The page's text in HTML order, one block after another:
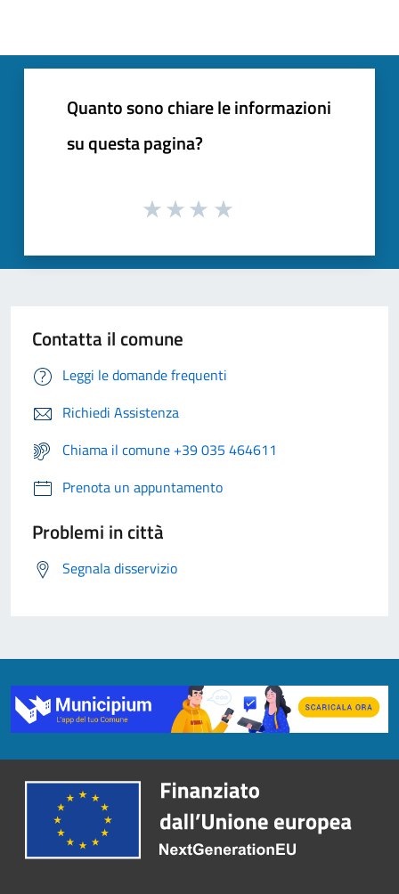
Quanto sono chiare le informazioni
su questa pagina?
Contatta il comune
Leggi le domande frequenti
Richiedi Assistenza
Chiama il comune +39 035 464611
Prenota un appuntamento
Problemi in città
Segnala disservizio